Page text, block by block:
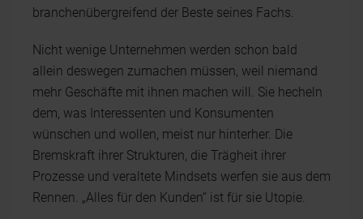
branchenübergreifend der Beste seines Fachs.
Nicht wenige Unternehmen werden schon bald
allein deswegen zumachen müssen, weil niemand
mehr Geschäfte mit ihnen machen will. Sie hecheln
dem, was Interessenten und Konsumenten
wünschen und wollen, meist nur hinterher. Die
Bremskraft ihrer Strukturen, die Trägheit ihrer
Prozesse und veraltete Mindsets werfen sie aus dem
Rennen. „Alles für den Kunden“ ist für sie Utopie.